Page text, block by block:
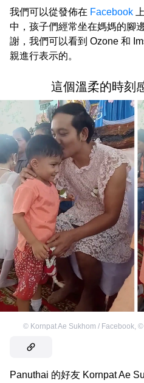
我們可以從發佈在 Facebook
中，孩子們經常坐在媽媽的腳
謝，我們可以看到 Ozone 和
親進行表示的。
這個溫柔的時刻
© Kornpat Ae Sukhom / Facebook, ©
Panuthai 的好友 Kornpat Ae